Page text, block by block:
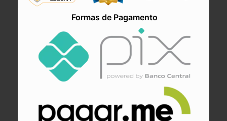
Formas de Pagamento